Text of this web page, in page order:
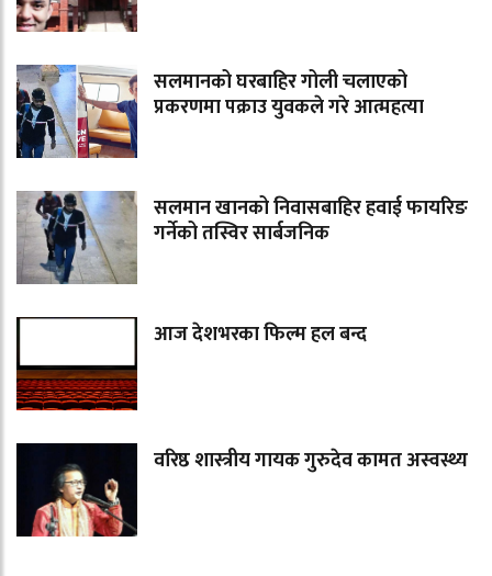
सलमानको घरबाहिर गोली चलाएको
प्रकरणमा पक्राउ युवकले गरे आत्महत्या
सलमान खानको निवासबाहिर हवाई फायरिङ
गर्नेको तस्विर सार्बजनिक
आज देशभरका फिल्म हल बन्द
वरिष्ठ शास्त्रीय गायक गुरुदेव कामत अस्वस्थ्य